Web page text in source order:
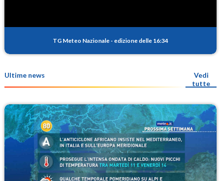
TG Meteo Nazionale - edizione delle 16:34
Ultime news
Vedi
tutte